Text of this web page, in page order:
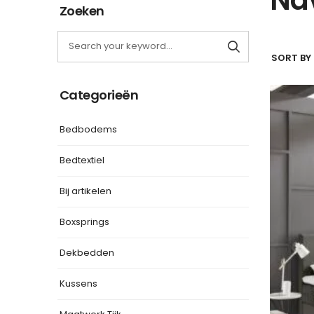
Zoeken
Categorieën
Bedbodems
Bedtextiel
Bij artikelen
Boxsprings
Dekbedden
Kussens
SORT BY